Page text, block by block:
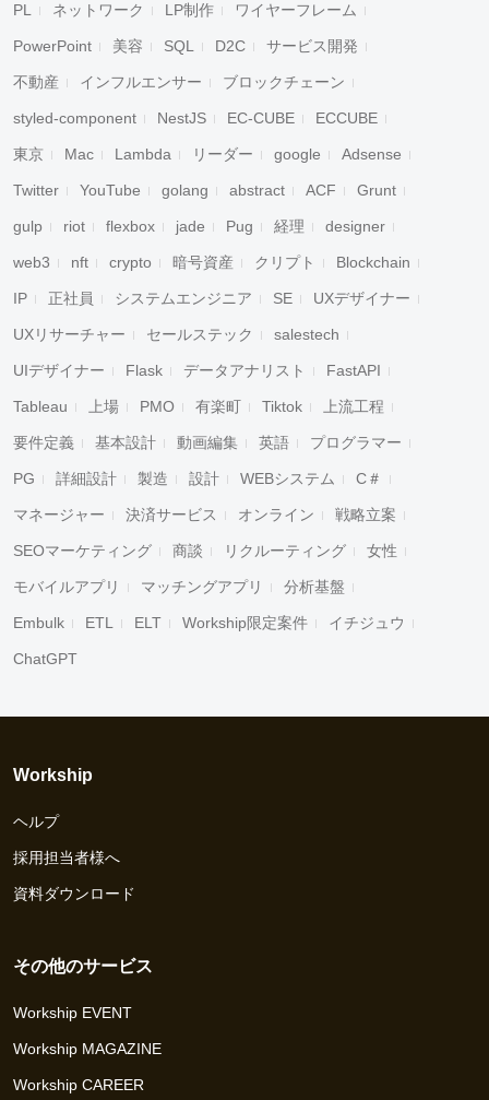
PL ネットワーク LP制作 ワイヤーフレーム
PowerPoint 美容 SQL D2C サービス開発
不動産 インフルエンサー ブロックチェーン
styled-component NestJS EC-CUBE ECCUBE
東京 Mac Lambda リーダー google Adsense
Twitter YouTube golang abstract ACF Grunt
gulp riot flexbox jade Pug 経理 designer
web3 nft crypto 暗号資産 クリプト Blockchain
IP 正社員 システムエンジニア SE UXデザイナー
UXリサーチャー セールステック salestech
UIデザイナー Flask データアナリスト FastAPI
Tableau 上場 PMO 有楽町 Tiktok 上流工程
要件定義 基本設計 動画編集 英語 プログラマー
PG 詳細設計 製造 設計 WEBシステム C＃
マネージャー 決済サービス オンライン 戦略立案
SEOマーケティング 商談 リクルーティング 女性
モバイルアプリ マッチングアプリ 分析基盤
Embulk ETL ELT Workship限定案件 イチジュウ
ChatGPT
Workship
ヘルプ
採用担当者様へ
資料ダウンロード
その他のサービス
Workship EVENT
Workship MAGAZINE
Workship CAREER